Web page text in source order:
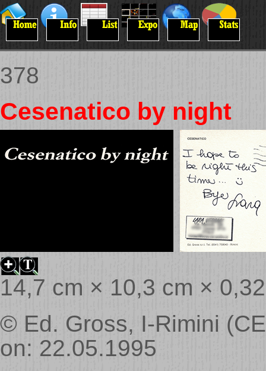
378
Cesenatico by night
14,7 cm × 10,3 cm ×
© Ed. Gross, I-Rimini
on: 22.05.1995